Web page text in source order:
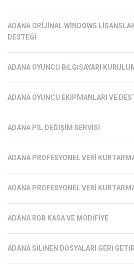
ADANA ORIJINAL WINDOWS
DESTEĞI
ADANA OYUNCU BILGISAYARI
ADANA OYUNCU EKIPMANLARI VE
ADANA PIL DEĞIŞIM SERVISI
ADANA PROFESYONEL VERI
ADANA PROFESYONEL VERI
ADANA RGB KASA VE MODIFIYE
ADANA SILINEN DOSYALARI GERI